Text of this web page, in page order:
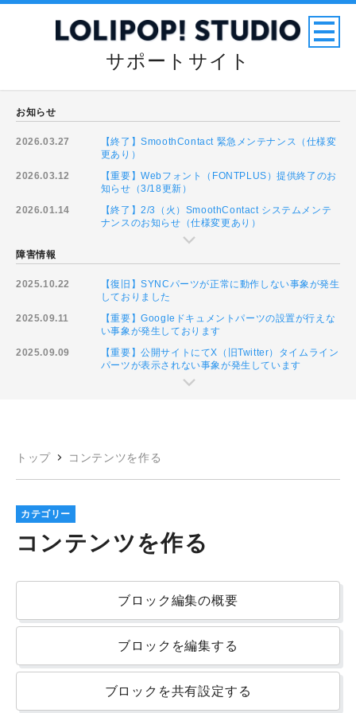
サポートサイト
お知らせ
2026.03.27
【終了】SmoothContact 緊急メンテナンス（仕様変
更あり）
2026.03.12
【重要】Webフォント（FONTPLUS）提供終了のお
知らせ（3/18更新）
2026.01.14
【終了】2/3（火）SmoothContact システムメンテ
ナンスのお知らせ（仕様変更あり）
障害情報
2025.10.22
【復旧】SYNCパーツが正常に動作しない事象が発生
しておりました
2025.09.11
【重要】Googleドキュメントパーツの設置が行えな
い事象が発生しております
2025.09.09
【重要】公開サイトにてX（旧Twitter）タイムライン
パーツが表示されない事象が発生しています
トップ コンテンツを作る
カテゴリー
コンテンツを作る
ブロック編集の概要
ブロックを編集する
ブロックを共有設定する